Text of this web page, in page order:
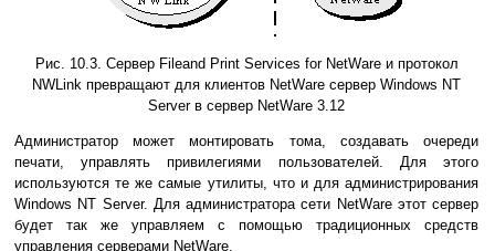
Рис. 10.3. Сервер Fileand Print Services for NetWare и протокол
NWLink превращают для клиентов NetWare сервер Windows NT
Server в сервер NetWare 3.12
Администратор может монтировать тома, создавать очереди
печати, управлять привилегиями пользователей. Для этого
используются те же самые утилиты, что и для администрирования
Windows NT Server. Для администратора сети NetWare этот сервер
будет так же управляем с помощью традиционных средств
управления серверами NetWare.